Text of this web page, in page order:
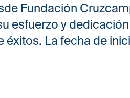
Fundación
esfuerzo y
éxitos. La fecha de